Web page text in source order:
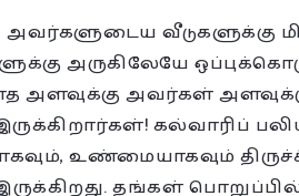
அவர்களுடைய வீடுகளுக்கு
அருகிலேயே
அளவுக்கு அவர்கள்
கல்வாரிப்
உண்மையாகவும்
தங்கள்